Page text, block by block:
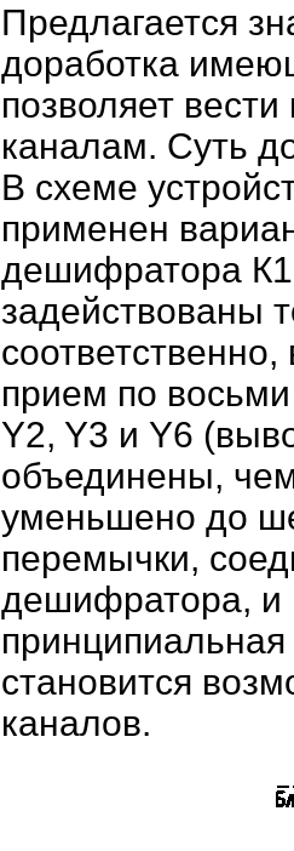
Предлагается
доработка
позволяет
каналам. Суть
В схеме
применен
дешифратора
задействованы
прием по
Y2, Y3 и Y6
объединены,
уменьшено до
перемычки,
дешифратора, и
принципиальная
становится
каналов.